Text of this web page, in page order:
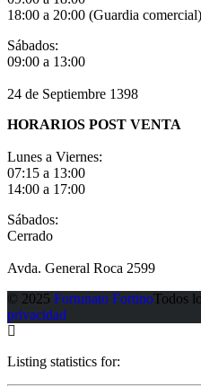
18:00 a 20:00 (Guardia comercial)
Sábados:
09:00 a 13:00
24 de Septiembre 1398
HORARIOS POST VENTA
Lunes a Viernes:
07:15 a 13:00
14:00 a 17:00
Sábados:
Cerrado
Avda. General Roca 2599
© 2025 Fortunato FortinoTodos
privacidad
Listing statistics for: